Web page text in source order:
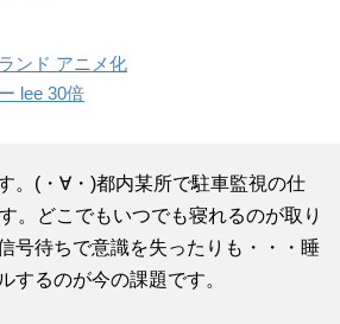
ンド アニメ化
lee 30倍
。(・∀・)都内某所で駐車監視の仕
。どこでもいつでも寝れるのが取り
号待ちで意識を失ったりも・・・睡
するのが今の課題です。